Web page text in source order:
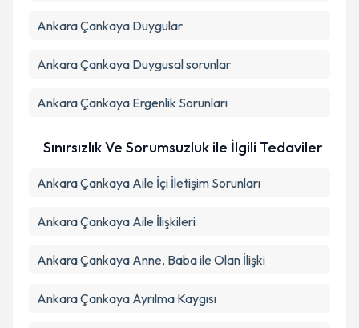
Ankara Çankaya Duygular
Ankara Çankaya Duygusal sorunlar
Ankara Çankaya Ergenlik Sorunları
Sınırsızlık Ve Sorumsuzluk ile İlgili Tedaviler
Ankara Çankaya Aile İçi İletişim Sorunları
Ankara Çankaya Aile İlişkileri
Ankara Çankaya Anne, Baba ile Olan İlişki
Ankara Çankaya Ayrılma Kaygısı